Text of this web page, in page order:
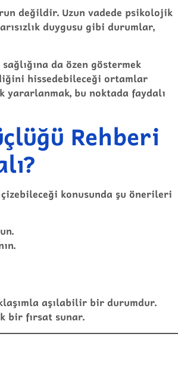
değildir. Uzun vadede psikolojik
duygusu gibi durumlar,
da özen göstermek
hissedebileceği ortamlar
yararlanmak, bu noktada faydalı
Rehberi
konusunda şu önerileri
aşılabilir bir durumdur.
bir fırsat sunar.